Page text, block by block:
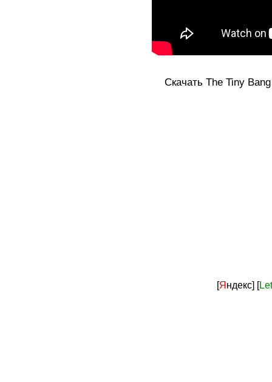
Скачать The Tiny
[Яндекс] [Let